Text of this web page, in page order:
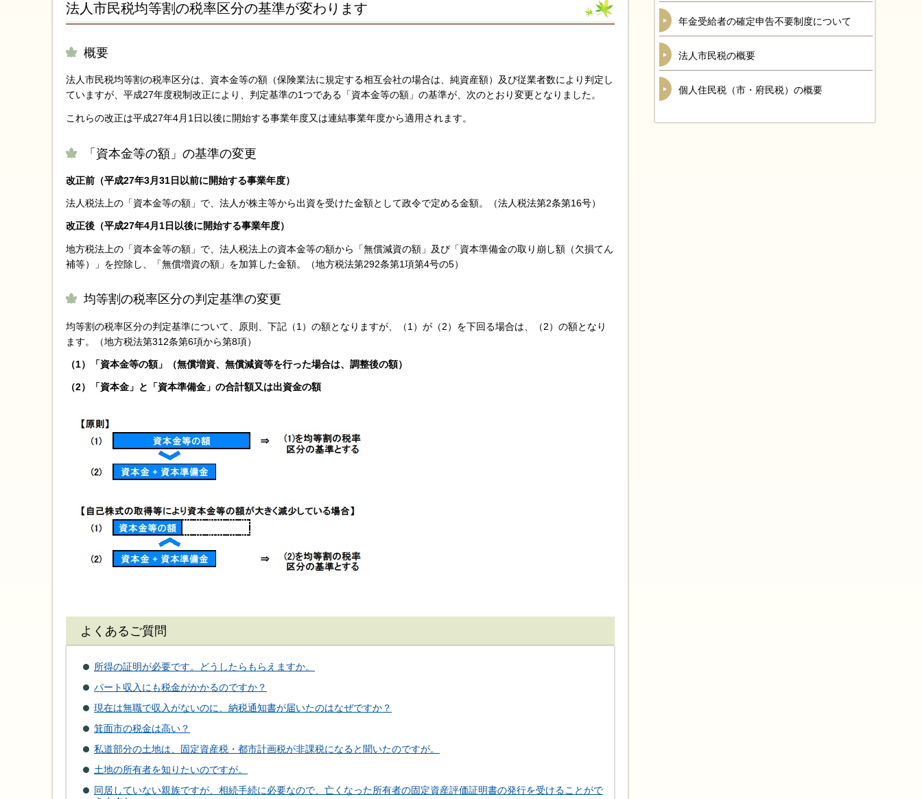
法人市民税均等割の税率区分の基準が変わります
概要
法人市民税均等割の税率区分は、資本金等の額（保険業法に規定する相互会社の場合は、純資産額）及び従業者数により判定し
ていますが、平成27年度税制改正により、判定基準の1つである「資本金等の額」の基準が、次のとおり変更となりました。
これらの改正は平成27年4月1日以後に開始する事業年度又は連結事業年度から適用されます。
「資本金等の額」の基準の変更
改正前（平成27年3月31日以前に開始する事業年度）
法人税法上の「資本金等の額」で、法人が株主等から出資を受けた金額として政令で定める金額。（法人税法第2条第16号）
改正後（平成27年4月1日以後に開始する事業年度）
地方税法上の「資本金等の額」で、法人税法上の資本金等の額から「無償減資の額」及び「資本準備金の取り崩し額（欠損てん
補等）」を控除し、「無償増資の額」を加算した金額。（地方税法第292条第1項第4号の5）
均等割の税率区分の判定基準の変更
均等割の税率区分の判定基準について、原則、下記（1）の額となりますが、（1）が（2）を下回る場合は、（2）の額となり
ます。（地方税法第312条第6項から第8項）
（1）「資本金等の額」（無償増資、無償減資等を行った場合は、調整後の額）
（2）「資本金」と「資本準備金」の合計額又は出資金の額
よくあるご質問
所得の証明が必要です。どうしたらもらえますか。
パート収入にも税金がかかるのですか？
現在は無職で収入がないのに、納税通知書が届いたのはなぜですか？
箕面市の税金は高い？
私道部分の土地は、固定資産税・都市計画税が非課税になると聞いたのですが。
土地の所有者を知りたいのですが。
同居していない親族ですが、相続手続に必要なので、亡くなった所有者の固定資産評価証明書の発行を受けることがで
年金受給者の確定申告不要制度について
法人市民税の概要
個人住民税（市・府民税）の概要